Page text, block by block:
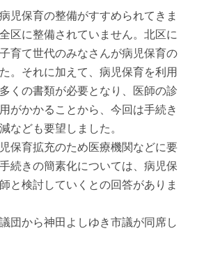
児保育の整備がすすめられてきま
区に整備されていません。北区に
育て世代のみなさんが病児保育の
。それに加えて、病児保育を利用
くの書類が必要となり、医師の診
がかかることから、今回は手続き
なども要望しました。
保育拡充のため医療機関などに要
続きの簡素化については、病児保
と検討していくとの回答がありま
団から神田よしゆき市議が同席し